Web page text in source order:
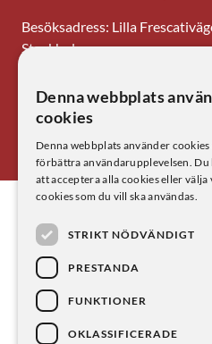
Besöksadress: Lilla
Stockholm
E-post: centrum@kva.se
Denna webbplats
cookies
Denna webbplats använder
förbättra användarupplevelsen. Du
att acceptera alla cookies eller välja
cookies som du vill ska användas.
STRIKT NÖDVÄNDIGT
PRESTANDA
FUNKTIONER
OKLASSIFICERADE